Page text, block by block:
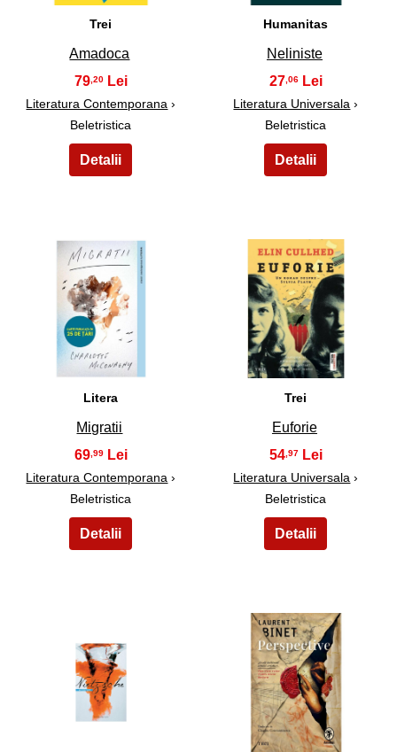
Trei
Amadoca
79,20
Literatura Contemporana ›
Beletristica
Humanitas
Neliniste
27,06
Literatura Universala ›
Beletristica
15
Litera
Migratii
69,99
Literatura Contemporana ›
Beletristica
16
Trei
Euforie
54 ,97
Literatura Universala ›
Beletristica
17 18